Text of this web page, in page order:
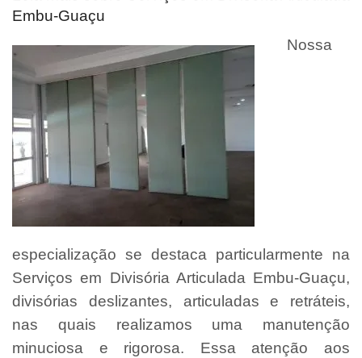
Embu-Guaçu
Nossa
especialização se destaca particularmente na
Serviços em Divisória Articulada Embu-Guaçu,
divisórias deslizantes, articuladas e retráteis,
nas quais realizamos uma manutenção
minuciosa e rigorosa. Essa atenção aos